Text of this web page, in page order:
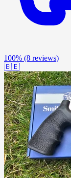
100% (8 reviews)
🇧🇪